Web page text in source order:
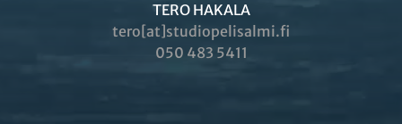
TERO HAKALA
tero[at]studiopelisalmi.fi
050 483 5411